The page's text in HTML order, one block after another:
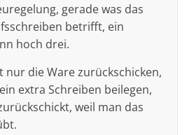
gerade was das
betrifft, ein
hoch drei.
nur die Ware zurückschicken,
extra Schreiben beilegen,
weil man das